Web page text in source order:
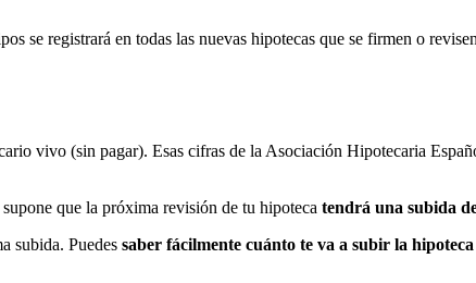
se registrará en todas las nuevas hipotecas que se firmen o
vivo (sin pagar). Esas cifras de la Asociación Hipotecaria
que la próxima revisión de tu hipoteca tendrá una subida
subida. Puedes saber fácilmente cuánto te va a subir la